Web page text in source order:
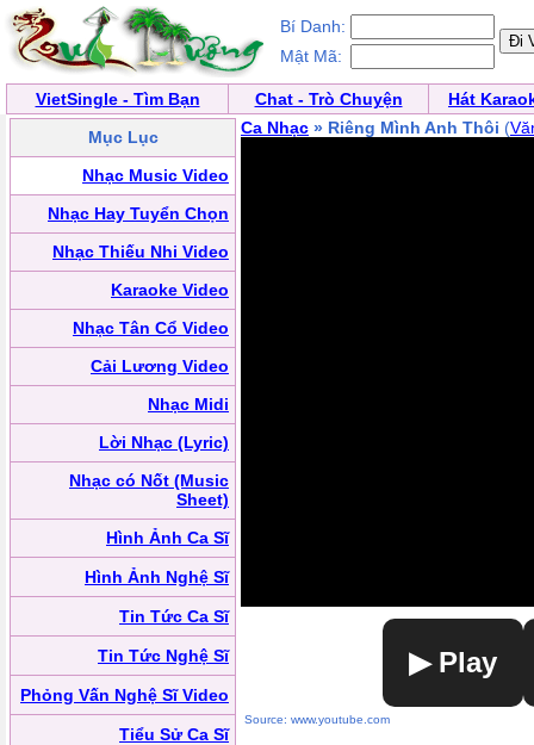
Bí Danh:
Mật Mã:
VietSingle - Tìm Bạn Chat - Trò Chuyện
Hát
Mục Lục
Nhạc Music Video
Nhạc Hay Tuyển Chọn
Nhạc Thiếu Nhi Video
Karaoke Video
Nhạc Tân Cổ Video
Cải Lương Video
Nhạc Midi
Lời Nhạc (Lyric)
Nhạc có Nốt (Music
Sheet)
Hình Ảnh Ca Sĩ
Hình Ảnh Nghệ Sĩ
Tin Tức Ca Sĩ
Tin Tức Nghệ Sĩ
Phỏng Vấn Nghệ Sĩ Video
Tiểu Sử Ca Sĩ
Ca Nhạc » Riêng Mình Anh Thôi (
▶ Play
Source: www.youtube.com